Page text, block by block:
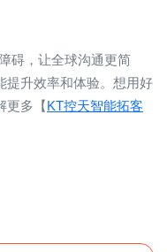
碍，让全球沟通更简
提升效率和体验。想用好
更多【KT控天智能拓客